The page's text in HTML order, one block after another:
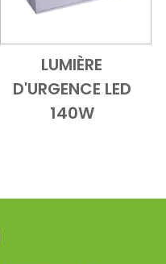
Add to Cart
Vue
LUMIÈRE
D'URGENCE LED
140W